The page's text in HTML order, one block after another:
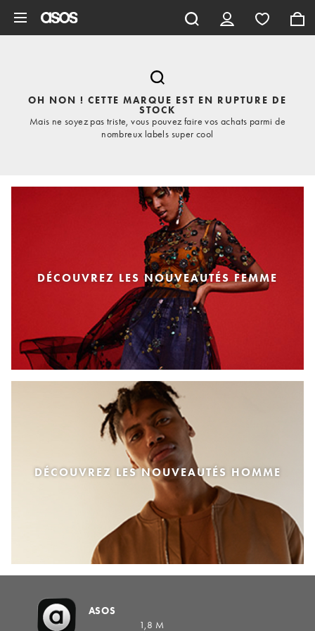
OH NON ! CETTE MARQUE EST EN RUPTURE DE
STOCK
Mais ne soyez pas triste, vous pouvez faire vos achats parmi de
nombreux labels super cool
DÉCOUVREZ LES NOUVEAUTÉS FEMME
DÉCOUVREZ LES NOUVEAUTÉS HOMME
ASOS
1,8 M